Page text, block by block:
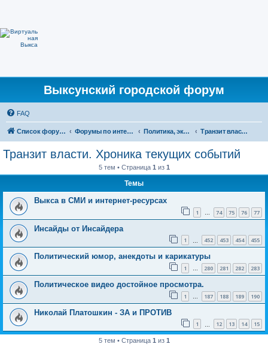
Выксунский городской форум
FAQ
Список форумов Форумы по интересам Политика, экономика, общество Транзит власти. Хроника текущих событий
Транзит власти. Хроника текущих событий
5 тем • Страница 1 из 1
Темы
Выкса в СМИ и интернет-ресурсах
1 … 74 75 76 77
Инсайды от Инсайдера
1 452 453 454 455
Политический юмор, анекдоты и карикатуры
1 … 280 281 282 283
Политическое видео достойное просмотра.
1 … 187 188 189 190
Николай Платошкин - ЗА и ПРОТИВ
1 12 13 14 15
5 тем • Страница 1 из 1